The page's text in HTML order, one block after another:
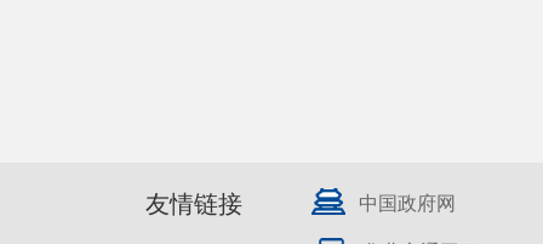
友情链接 中国政府网